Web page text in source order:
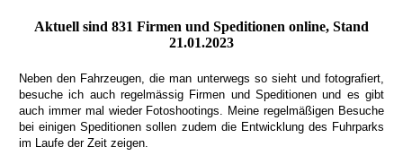
Aktuell sind 831 Firmen und Speditionen online, Stand
21.01.2023
Neben den Fahrzeugen, die man unterwegs so sieht und fotografiert,
besuche ich auch regelmässig Firmen und Speditionen und es gibt
auch immer mal wieder Fotoshootings. Meine regelmäßigen Besuche
bei einigen Speditionen sollen zudem die Entwicklung des Fuhrparks
im Laufe der Zeit zeigen.